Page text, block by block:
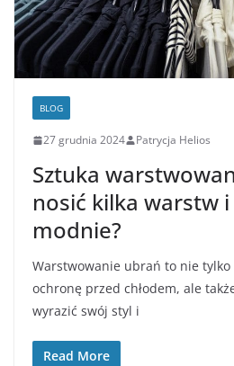
BLOG
27 grudnia 2024 Patrycja Helios
Sztuka
nosić kilka warstw
modnie?
Warstwowanie ubrań to nie
ochronę przed chłodem, ale
wyrazić swój styl i
Read More